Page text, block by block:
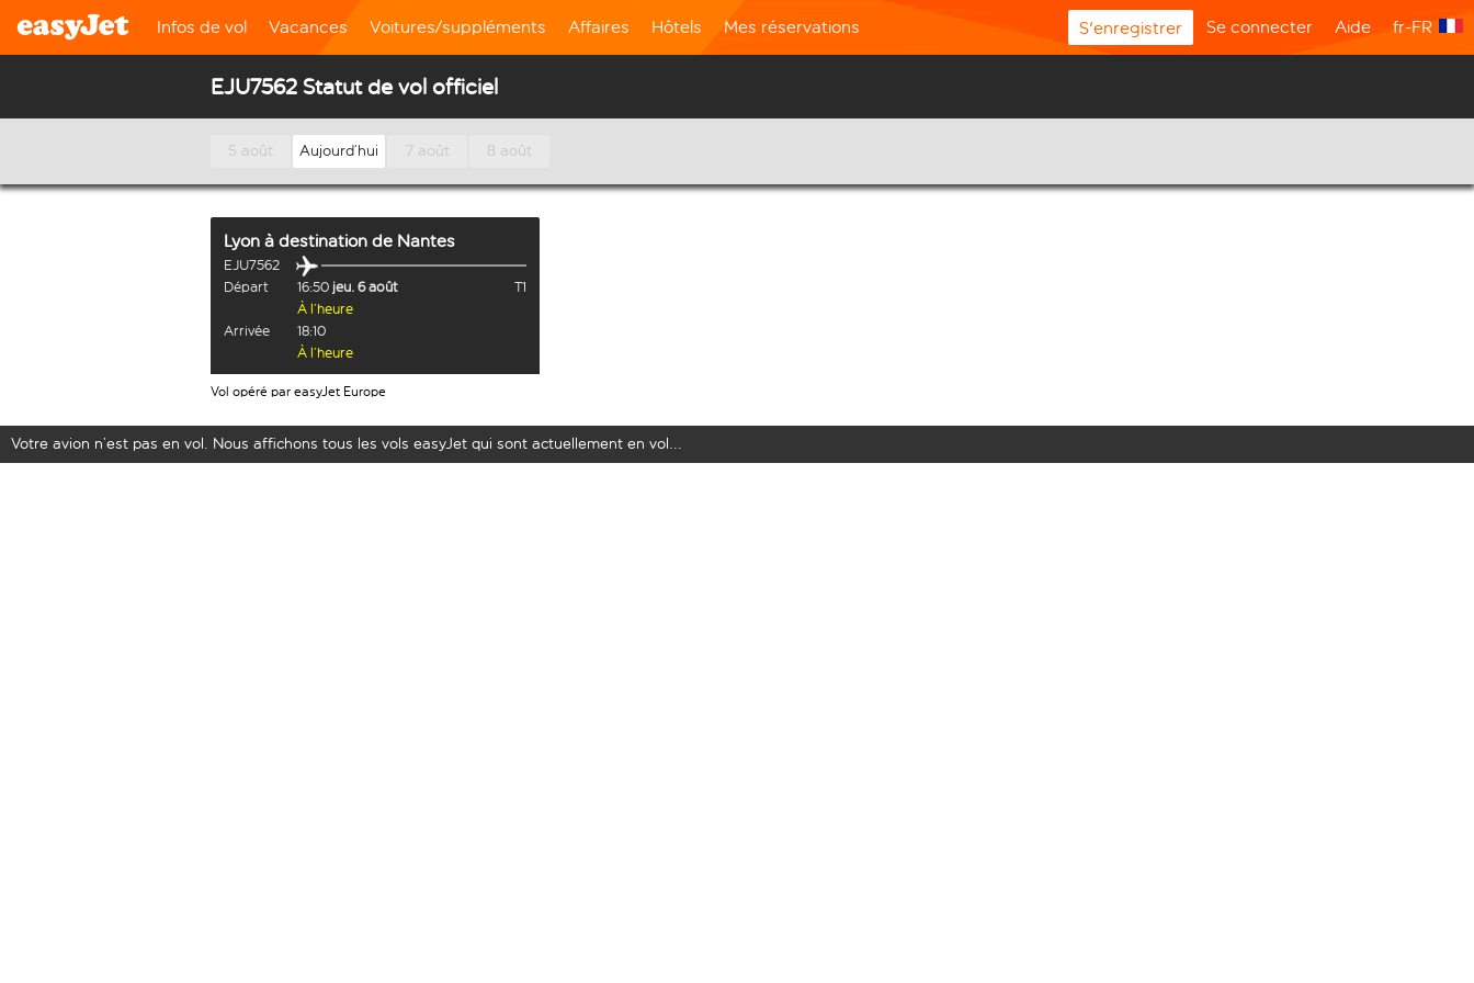
Infos de vol Vacances Voitures/suppléments Affaires Hôtels Mes réservations S'enregistrer Se connecter Aide fr-FR
EJU7562 Statut de vol officiel
5 août Aujourd’hui 7 août 8 août
Lyon à destination de Nantes
EJU7562
Départ
16:50 jeu. 6 août
T1
À l’heure
Arrivée
18:10
À l’heure
Vol opéré par easyJet Europe
Votre avion n’est pas en vol. Nous affichons tous les vols easyJet qui sont actuellement en vol...